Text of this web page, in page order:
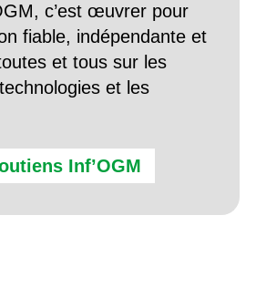
c’est œuvrer pour
fiable, indépendante et
et tous sur les
et les
Inf’OGM